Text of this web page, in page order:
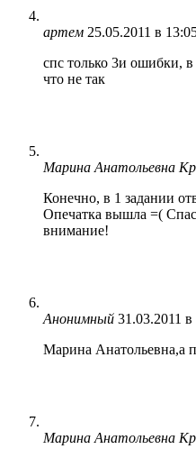
артем 25.05.2011 в
спс только 3и ошибки, в
что не так
Марина Анатольевна
Конечно, в 1 задании
Опечатка вышла =(
внимание!
Анонимный 31.03.2011 в
Марина Анатольевна,а
Марина Анатольевна